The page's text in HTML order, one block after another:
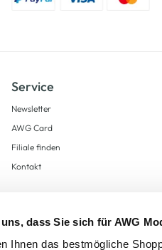
dass Sie sich für AWG
Ihnen das bestmögliche
Service
Newsletter
AWG Card
Filiale finden
Kontakt